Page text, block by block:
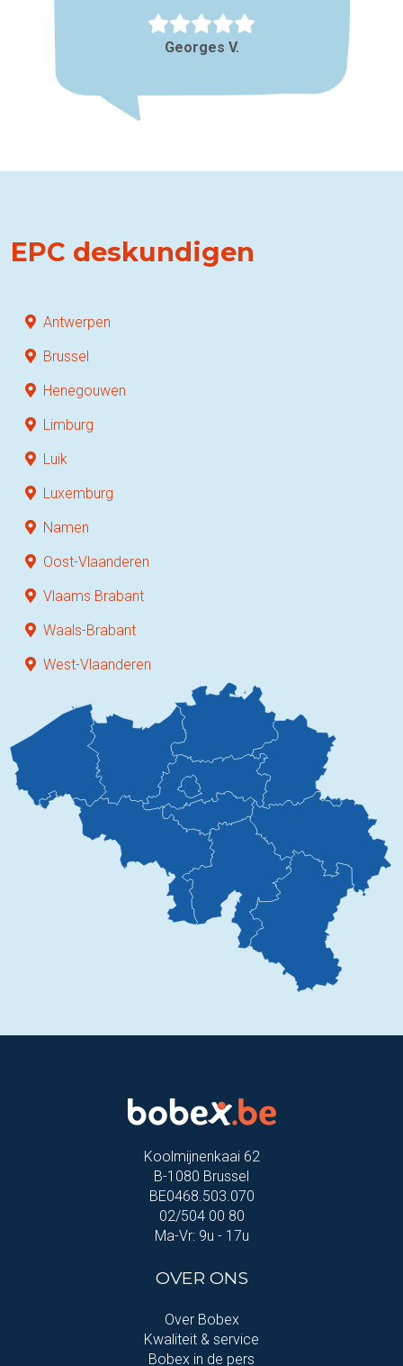
Georges V.
EPC deskundigen
Antwerpen
Brussel
Henegouwen
Limburg
Luik
Luxemburg
Namen
Oost-Vlaanderen
Vlaams Brabant
Waals-Brabant
West-Vlaanderen
Koolmijnenkaai 62
B-1080 Brussel
BE0468.503.070
02/504 00 80
Ma-Vr: 9u - 17u
OVER ONS
Over Bobex
Kwaliteit & service
Bobex in de pers